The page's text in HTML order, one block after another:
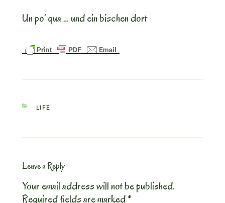
Un po’ qua … und ein bischen dort
CATEGORIES
LIFE
Leave a Reply
Your email address will not be published.
Required fields are marked*